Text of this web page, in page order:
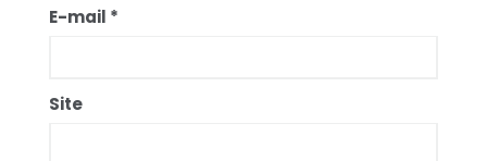
E-mail *
Site